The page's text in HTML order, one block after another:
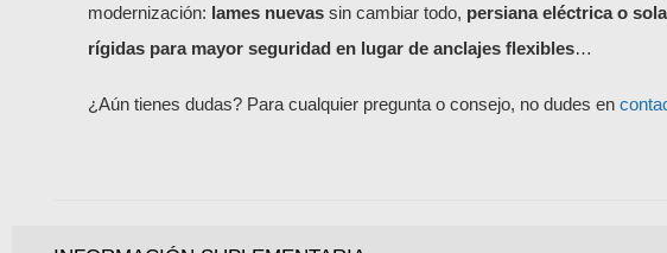
modernización: lames nuevas sin cambiar todo, persiana eléctrica o
rígidas para mayor seguridad en lugar de anclajes flexibles…
¿Aún tienes dudas? Para cualquier pregunta o consejo, no dudes en